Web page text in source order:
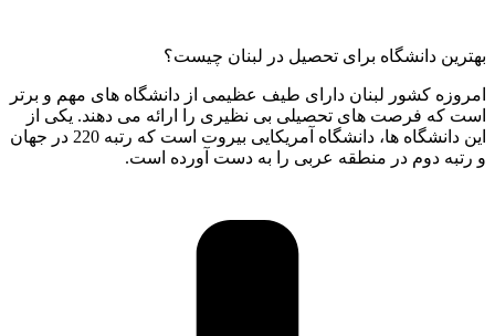
بهترین دانشگاه برای تحصیل در لبنان چیست؟
امروزه کشور لبنان دارای طیف عظیمی از دانشگاه های مهم و برتر
است که فرصت های تحصیلی بی نظیری را ارائه می دهند. یکی از
این دانشگاه ها، دانشگاه آمریکایی بیروت است که رتبه 220 در جهان
و رتبه دوم در منطقه عربی را به دست آورده است.